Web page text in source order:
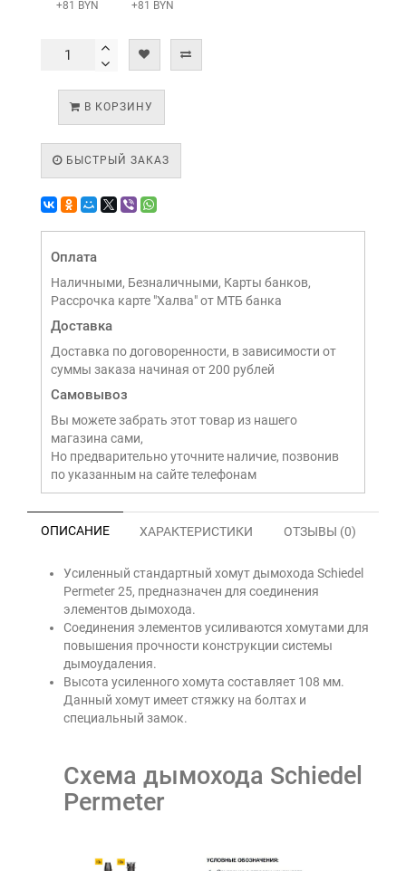
+81 BYN +81 BYN
В КОРЗИНУ
БЫСТРЫЙ ЗАКАЗ
Оплата
Наличными, Безналичными, Карты банков,
Рассрочка карте "Халва" от МТБ банка
Доставка
Доставка по договоренности, в зависимости от
суммы заказа начиная от 200 рублей
Самовывоз
Вы можете забрать этот товар из нашего
магазина сами,
Но предварительно уточните наличие, позвонив
по указанным на сайте телефонам
ОПИСАНИЕ ХАРАКТЕРИСТИКИ ОТЗЫВЫ (0)
Усиленный стандартный хомут дымохода Schiedel
Permeter 25, предназначен для соединения
элементов дымохода.
Соединения элементов усиливаются хомутами для
повышения прочности конструкции системы
дымоудаления.
Высота усиленного хомута составляет 108 мм.
Данный хомут имеет стяжку на болтах и
специальный замок.
Схема дымохода Schiedel
Permeter